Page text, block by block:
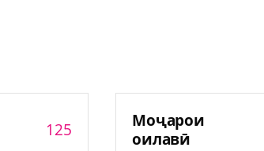
125
Моҷарои
оилавӣ